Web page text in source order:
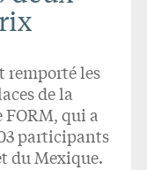
remporté les
de la
qui a
participants
du Mexique.